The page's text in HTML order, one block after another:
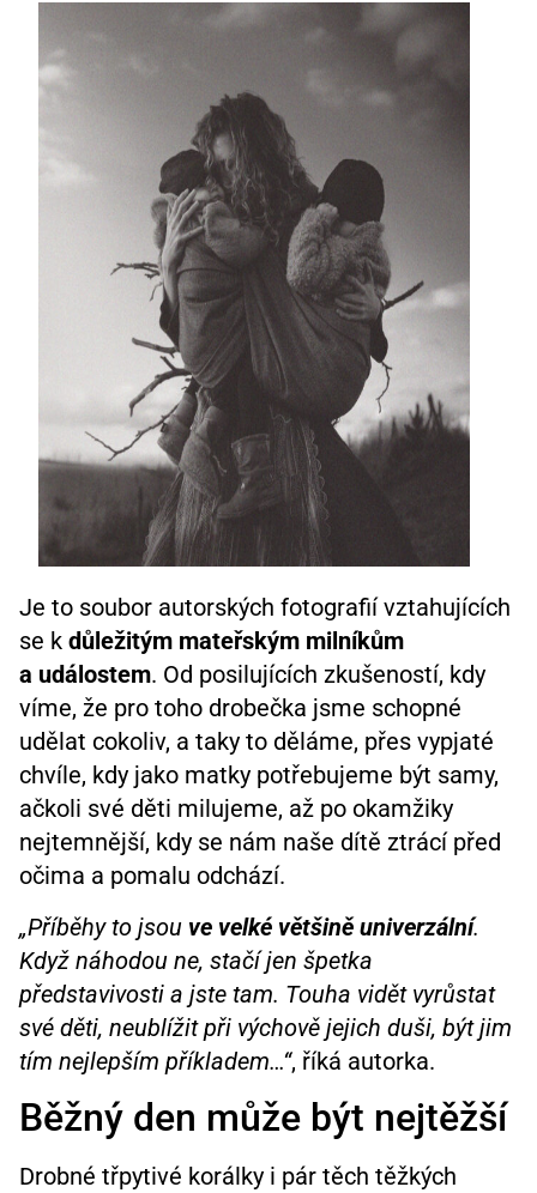
Je to soubor autorských fotografií vztahujících
se k důležitým mateřským milníkům
a událostem. Od posilujících zkušeností, kdy
víme, že pro toho drobečka jsme schopné
udělat cokoliv, a taky to děláme, přes vypjaté
chvíle, kdy jako matky potřebujeme být samy,
ačkoli své děti milujeme, až po okamžiky
nejtemnější, kdy se nám naše dítě ztrácí před
očima a pomalu odchází.
„Příběhy to jsou ve velké většině univerzální.
Když náhodou ne, stačí jen špetka
představivosti a jste tam. Touha vidět vyrůstat
své děti, neublížit při výchově jejich duši, být jim
tím nejlepším příkladem…“, říká autorka.
Běžný den může být nejtěžší
Drobné třpytivé korálky i pár těch těžkých